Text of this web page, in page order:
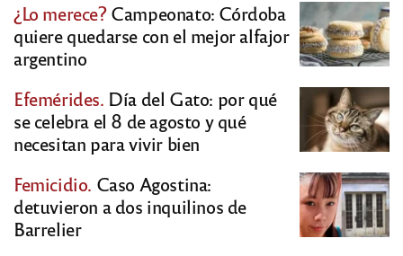
¿Lo merece?Campeonato: Córdoba
quiere quedarse con el mejor alfajor
argentino
Efemérides. Día del Gato: por qué
se celebra el 8 de agosto y qué
necesitan para vivir bien
Femicidio. Caso Agostina:
detuvieron a dos inquilinos de
Barrelier